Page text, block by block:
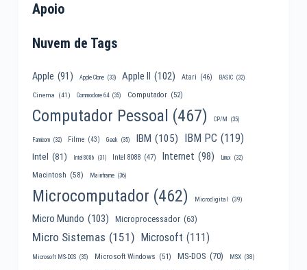
Apoio
Nuvem de Tags
Apple (91) Apple Clone (33) Apple II (102) Atari (46) BASIC (32)
Cinema (41) Commodore 64 (35) Computador (52)
Computador Pessoal (467) CP/M (35)
Famicom (32) Filme (43) Geek (35) IBM (105) IBM PC (119)
Intel (81) Intel 8086 (31) Intel 8088 (47) Internet (98) Linux (32)
Macintosh (58) Mainframe (36)
Microcomputador (462) Microdigital (39)
Micro Mundo (103) Microprocessador (63)
Micro Sistemas (151) Microsoft (111)
Microsoft MS-DOS (35) Microsoft Windows (51) MS-DOS (70) MSX (38)